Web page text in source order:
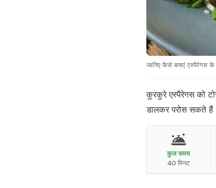
जानिए कैसे बनाएं एस्पैरेगस
कुरकुरे एस्पैरेगस को
डालकर परोस सकते
कुल समय
40 मिनट